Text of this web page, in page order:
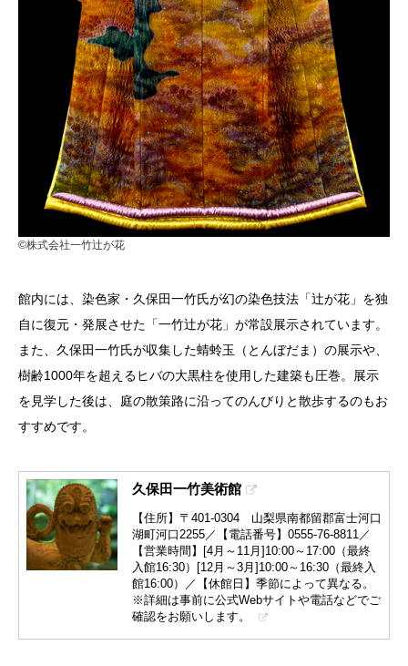
©株式会社一竹辻が花
館内には、染色家・久保田一竹氏が幻の染色技法「辻が花」を独
自に復元・発展させた「一竹辻が花」が常設展示されています。
また、久保田一竹氏が収集した蜻蛉玉（とんぼだま）の展示や、
樹齢1000年を超えるヒバの大黒柱を使用した建築も圧巻。展示
を見学した後は、庭の散策路に沿ってのんびりと散歩するのもお
すすめです。
久保田一竹美術館
【住所】〒401-0304 山梨県南都留郡富士河口
湖町河口2255／【電話番号】0555-76-8811／
【営業時間】[4月～11月]10:00～17:00（最終
入館16:30）[12月～3月]10:00～16:30（最終入
館16:00）／【休館日】季節によって異なる。
※詳細は事前に公式Webサイトや電話などでご
確認をお願いします。